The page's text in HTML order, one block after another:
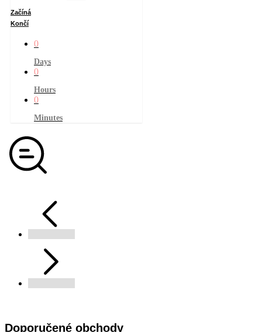
Začíná
Končí
0
Days
0
Hours
0
Minutes
Doporučené obchody